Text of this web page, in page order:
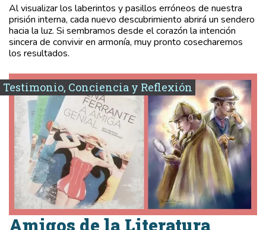
Al visualizar los laberintos y pasillos erróneos de nuestra
prisión interna, cada nuevo descubrimiento abrirá un sendero
hacia la luz. Si sembramos desde el corazón la intención
sincera de convivir en armonía, muy pronto cosecharemos
los resultados.
Testimonio, Conciencia y Reflexión
Amigos de la Literatura